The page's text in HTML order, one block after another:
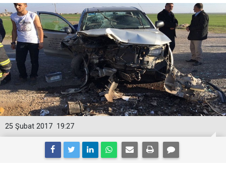
19:27
25 Şubat 2017